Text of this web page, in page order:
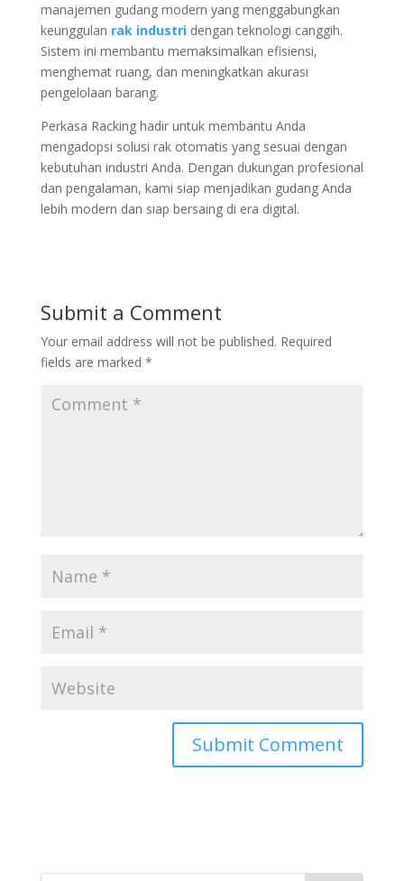
manajemen gudang modern yang menggabungkan
keunggulan rak industridengan teknologi canggih.
Sistem ini membantu memaksimalkan efisiensi,
menghemat ruang, dan meningkatkan akurasi
pengelolaan barang.
Perkasa Racking hadir untuk membantu Anda
mengadopsi solusi rak otomatis yang sesuai dengan
kebutuhan industri Anda. Dengan dukungan profesional
dan pengalaman, kami siap menjadikan gudang Anda
lebih modern dan siap bersaing di era digital.
Submit a Comment
Your email address will not be published. Required
fields are marked *